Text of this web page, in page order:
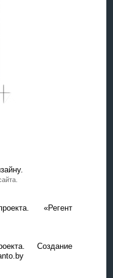
«Регент
Создание